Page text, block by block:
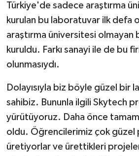
Türkiye'de sadece araştırma
kurulan bu laboratuvar ilk defa
araştırma üniversitesi olmayan
kuruldu. Farkı sanayi ile de bu
olunmasıydı.
Dolayısıyla biz böyle güzel bir
sahibiz. Bununla ilgili Skytech
yürütüyoruz. Daha önce
oldu. Öğrencilerimiz çok güzel
üretiyorlar ve ürettikleri